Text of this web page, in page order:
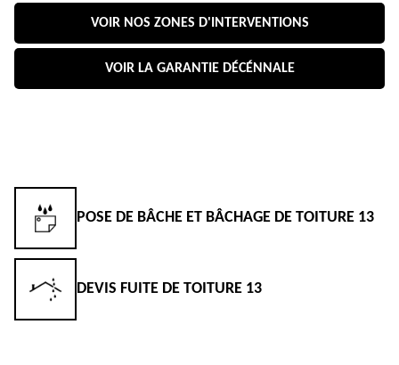
VOIR NOS ZONES D'INTERVENTIONS
VOIR LA GARANTIE DÉCÉNNALE
POSE DE BÂCHE ET BÂCHAGE DE TOITURE 13
DEVIS FUITE DE TOITURE 13